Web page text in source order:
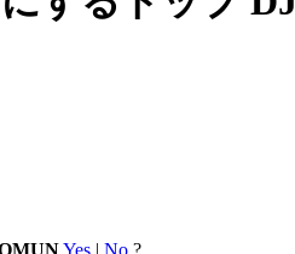
Yes | No ?